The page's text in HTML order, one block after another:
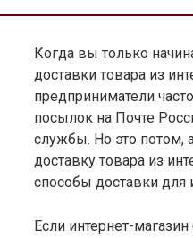
Когда вы только
доставки товара из
предприниматели
посылок на Почте
службы. Но это потом,
доставку товара из
способы доставки для
Если интернет-